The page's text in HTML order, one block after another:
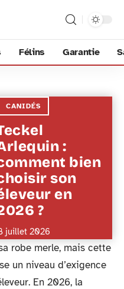
Félins Garantie
CANIDÉS
:
bien
son
en
?
juillet 2026
robe merle, mais cette
un niveau d’exigence
En 2026, la